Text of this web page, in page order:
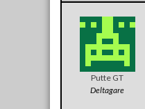
Putte GT
Deltagare